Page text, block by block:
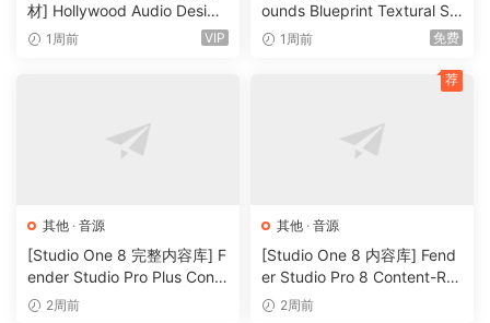
材] Hollywood Audio Design
FUTURE WORLDS [KONTAK
1周前 VIP
ounds Blueprint Textural Sa
x (Woodwind Experiments)
1周前 免费
其他 · 音源
[Studio One 8 完整内容库] F
ender Studio Pro Plus Conte
nt 2026-R2R（166GB）
2周前
其他 · 音源
[Studio One 8 内容库] Fend
er Studio Pro 8 Content-R2
R（33.5GB）
2周前
荐